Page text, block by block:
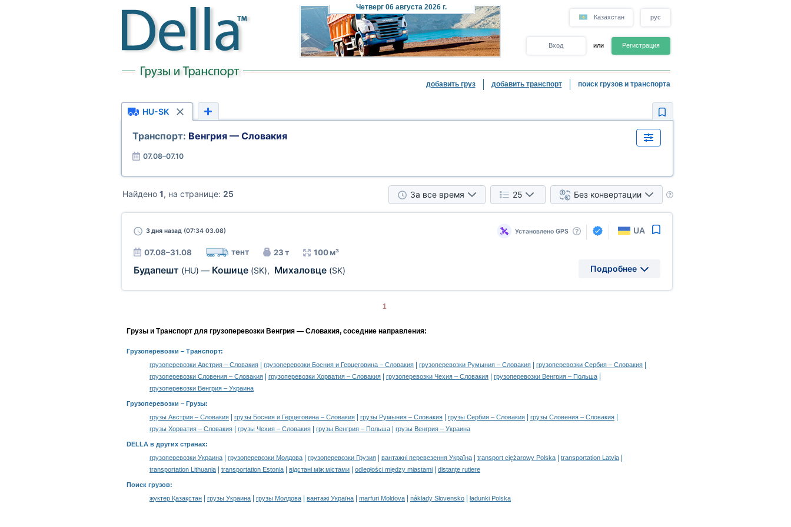
Четверг 06 августа 2026 г.
Казахстан рус
Вход или Регистрация
добавить груз добавить транспорт поиск грузов и транспорта
HU-SK
Транспорт: Венгрия — Словакия
07.08–07.10
Найдено 1, на странице: 25 За все время 25 Без конвертации
3 дняназад (07:34 03.08) Установлено GPS UA
07.08–31.08 тент 23 т 100 м³
Будапешт (HU) — Кошице (SK), Михаловце (SK) Подробнее
1
Грузы и Транспорт для грузоперевозки Венгрия — Словакия, соседние направления:
Грузоперевозки – Транспорт:
грузоперевозки Австрия – Словакия
грузоперевозки Босния и Герцеговина – Словакия грузоперевозки Румыния – Словакия грузоперевозки Сербия – Словакия
грузоперевозки Словения – Словакия грузоперевозки Хорватия – Словакия грузоперевозки Чехия – Словакия грузоперевозки Венгрия – Польша
грузоперевозки Венгрия – Украина
Грузоперевозки – Грузы:
грузы Австрия – Словакия
грузы Босния и Герцеговина – Словакия грузы Румыния – Словакия грузы Сербия – Словакия грузы Словения – Словакия
грузы Хорватия – Словакия грузы Чехия – Словакия грузы Венгрия – Польша грузы Венгрия – Украина
DELLA в других странах:
грузоперевозки Украина
грузоперевозки Молдова грузоперевозки Грузия вантажні перевезення Україна transport ciężarowy Polska transportation Latvia
transportation Lithuania transportation Estonia відстані між містами odległości między miastami distanţe rutiere
Поиск грузов:
жүктер Қазақстан
грузы Украина грузы Молдова вантажі Україна marfuri Moldova náklady Slovensko ładunki Polska